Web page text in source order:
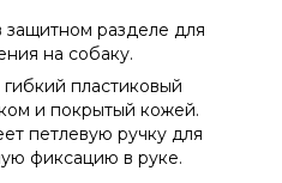
защитном разделе для
на собаку.
пластиковый
и покрытый кожей.
петлевую ручку для
фиксацию в руке.